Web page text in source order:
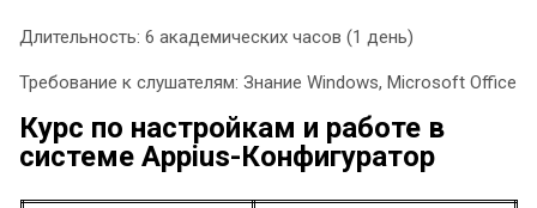
Длительность: 6 академических часов (1 день)
Требование к слушателям: Знание Windows, Microsoft Office
Курс по настройкам и работе в
системе Appius-Конфигуратор